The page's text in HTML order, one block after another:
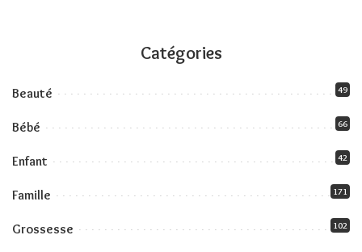
Catégories
Beauté 49
Bébé 66
Enfant 42
Famille 171
Grossesse 102